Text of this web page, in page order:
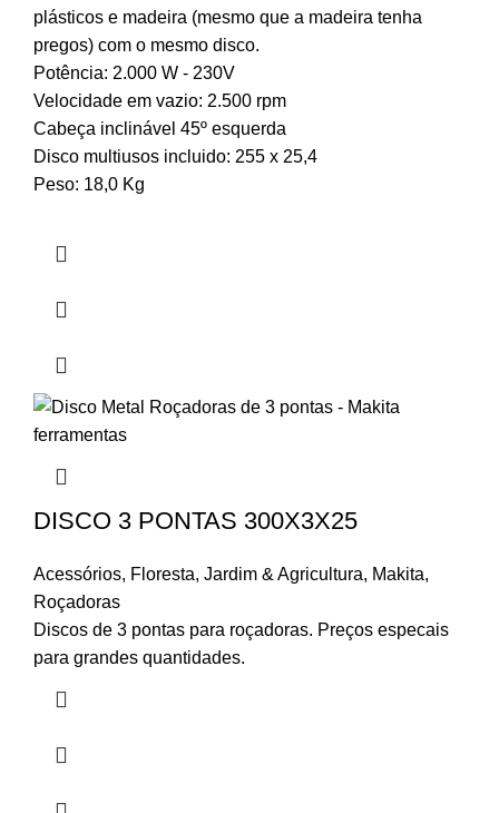
plásticos e madeira (mesmo que a madeira tenha
pregos) com o mesmo disco.
Potência: 2.000 W - 230V
Velocidade em vazio: 2.500 rpm
Cabeça inclinável 45º esquerda
Disco multiusos incluido: 255 x 25,4
Peso: 18,0 Kg
DISCO 3 PONTAS 300X3X25
Acessórios, Floresta, Jardim & Agricultura, Makita,
Roçadoras
Discos de 3 pontas para roçadoras. Preços especais
para grandes quantidades.